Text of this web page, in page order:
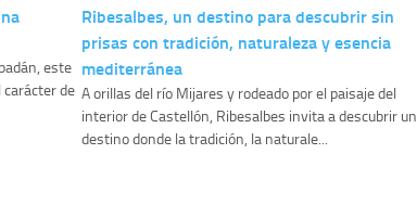
este
de
Ribesalbes, un destino para descubrir sin
prisas con tradición, naturaleza y esencia
mediterránea
A orillas del río Mijares y rodeado por el paisaje del
interior de Castellón, Ribesalbes invita a descubrir un
destino donde la tradición, la naturale...